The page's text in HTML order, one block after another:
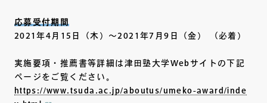
応募受付期間
2021年4月15日（木）～2021年7月9日（金） （必着）
実施要項・推薦書等詳細は津田塾大学Webサイトの下記
ページをご覧ください。
https://www.tsuda.ac.jp/aboutus/umeko-award/inde